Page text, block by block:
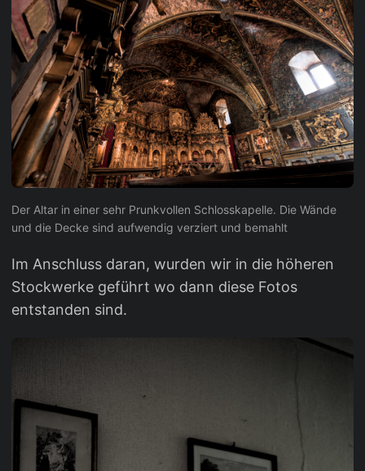
Der Altar in einer sehr Prunkvollen Schlosskapelle. Die Wände
und die Decke sind aufwendig verziert und bemahlt
Im Anschluss daran, wurden wir in die höheren
Stockwerke geführt wo dann diese Fotos
entstanden sind.